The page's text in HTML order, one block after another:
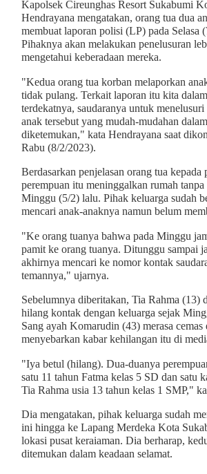
Kapolsek Cireunghas Resort Sukabumi
Hendrayana mengatakan, orang tua dua
membuat laporan polisi (LP) pada Selasa
Pihaknya akan melakukan penelusuran
mengetahui keberadaan mereka.
"Kedua orang tua korban melaporkan
tidak pulang. Terkait laporan itu kita
terdekatnya, saudaranya untuk menelusuri
anak tersebut yang mudah-mudahan
diketemukan," kata Hendrayana saat
Rabu (8/2/2023).
Berdasarkan penjelasan orang tua kepada
perempuan itu meninggalkan rumah tanpa
Minggu (5/2) lalu. Pihak keluarga sudah
mencari anak-anaknya namun belum
"Ke orang tuanya bahwa pada Minggu
pamit ke orang tuanya. Ditunggu sampai
akhirnya mencari ke nomor kontak
temannya," ujarnya.
Sebelumnya diberitakan, Tia Rahma (13)
hilang kontak dengan keluarga sejak
Sang ayah Komarudin (43) merasa cemas
menyebarkan kabar kehilangan itu di
"Iya betul (hilang). Dua-duanya
satu 11 tahun Fatma kelas 5 SD dan satu
Tia Rahma usia 13 tahun kelas 1 SMP,"
Dia mengatakan, pihak keluarga sudah
ini hingga ke Lapang Merdeka Kota
lokasi pusat keraiaman. Dia berharap,
ditemukan dalam keadaan selamat.